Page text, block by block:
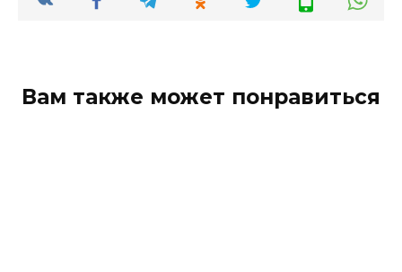
Вам также может понравиться